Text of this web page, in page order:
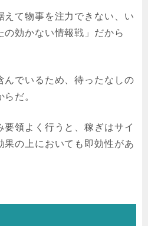
えて物事を注力できない、い
の効かない情報戦」だから
んでいるため、待ったなしの
だ。
要領よく行うと、稼ぎはサイ
果の上においても即効性があ